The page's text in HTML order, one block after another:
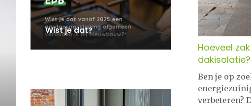
Wist je dat?
Hoeveel
dakisolatie?
Ben je op
verbeteren?